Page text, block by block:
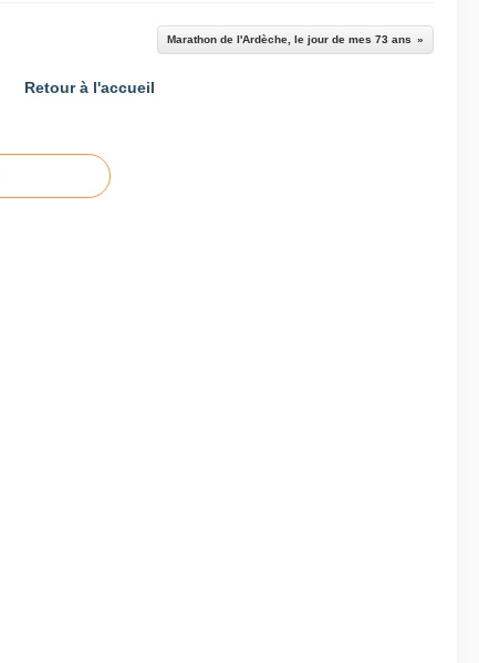
Marathon de l'Ardèche, le jour de mes 73 ans
Retour à l'accueil